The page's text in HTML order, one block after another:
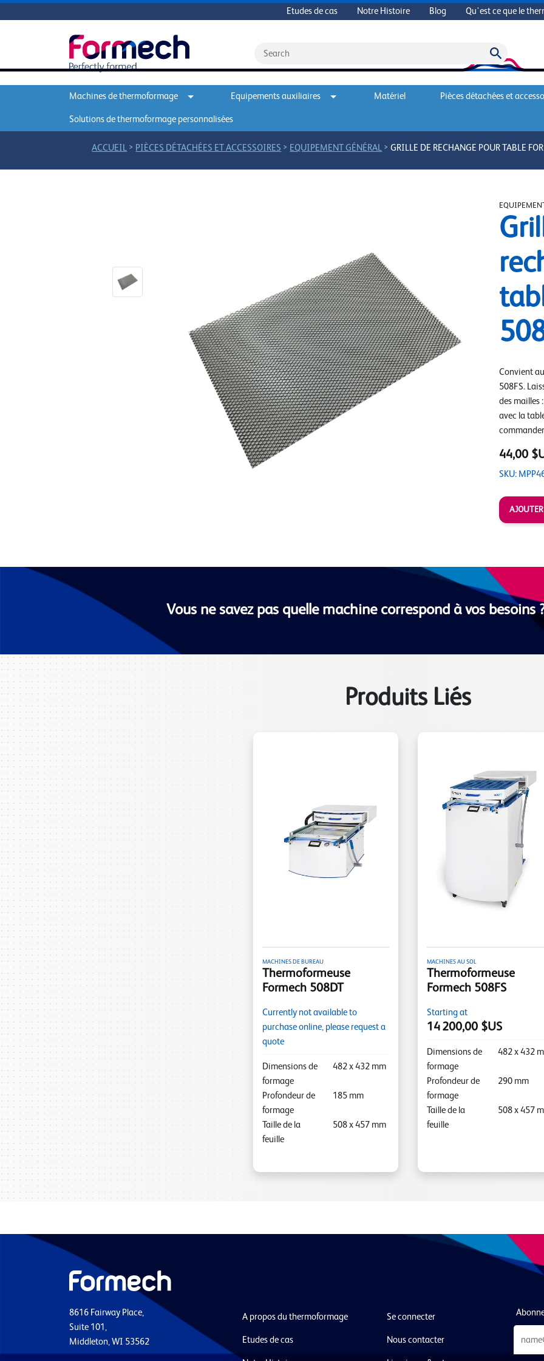
Etudes de cas Notre Histoire Blog Qu'est ce que le
Machines de thermoformage Equipements auxiliaires Matériel Pièces détachées et
Solutions de thermoformage personnalisées
ACCUEIL > PIÈCES DÉTACHÉES ET ACCESSOIRES > EQUIPEMENT GÉNÉRAL >GRILLE DE RECHANGE POUR TABLE
Convient
508FS.
des mailles
avec la
44,00
SKU:
Vous ne savez pas quelle machine correspond à vos besoins
Produits Liés
MACHINES DE BUREAU
Thermoformeuse
Formech 508DT
Currently not available to
purchase online, please request a
quote
Dimensions de
formage
482 x432 mm
Profondeur de
formage
185 mm
Taille de la
feuille
508 x457 mm
MACHINES AU SOL
Thermoformeuse
Formech 508FS
Starting at
14 200,00 $US
Dimensions de
formage
482x 432
Profondeur de
formage
290 mm
Taille de la
feuille
508x 457
8616 Fairway Place,
Suite 101,
Middleton, WI 53562
A propos du thermoformage
Etudes de cas
Se connecter
Nous contacter